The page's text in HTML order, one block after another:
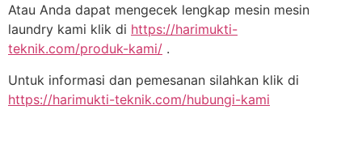
Atau Anda dapat mengecek lengkap mesin mesin
laundry kami klik di https://harimukti-
teknik.com/produk-kami/ .
Untuk informasi dan pemesanan silahkan klik di
https://harimukti-teknik.com/hubungi-kami